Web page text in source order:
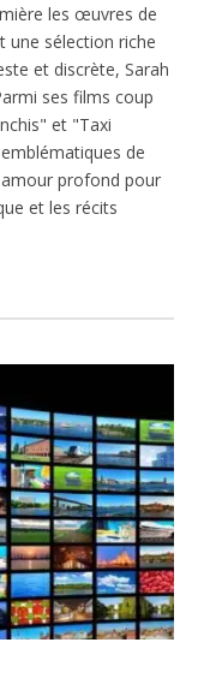
les œuvres de
une sélection riche
et discrète, Sarah
ses films coup
et "Taxi
de
profond pour
et les récits